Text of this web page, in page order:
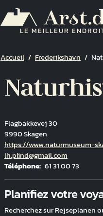
LE MEILLEUR
Fil d'Ariane
Accueil Frederikshavn
Flagbakkevej 30
9990 Skagen
Hjemmeside
https://www.naturmuseum-
Courriel
lh.plind@gmail.com
Téléphone 61 31 00 73
Planifiez votre
Recherchez sur Rejseplanen